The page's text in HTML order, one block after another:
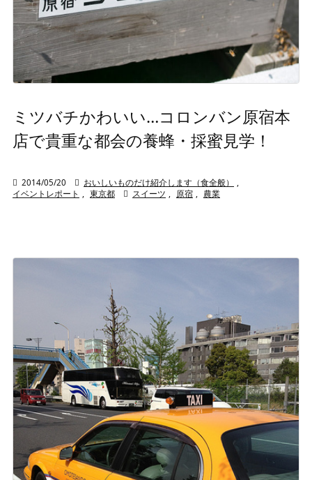
ミツバチかわいい…コロンバン原宿本
店で貴重な都会の養蜂・採蜜見学！
 2014/05/20  おいしいものだけ紹介します（食全般）
イベントレポート
東京都  スイーツ 原宿 農業